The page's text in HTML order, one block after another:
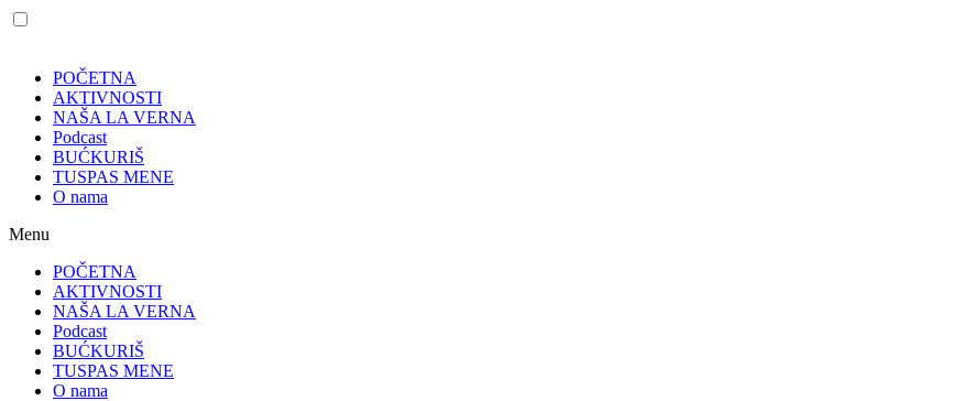
POČETNA
AKTIVNOSTI
NAŠA LA VERNA
Podcast
BUĆKURIŠ
TUSPAS MENE
O nama
Menu
POČETNA
AKTIVNOSTI
NAŠA LA VERNA
Podcast
BUĆKURIŠ
TUSPAS MENE
O nama